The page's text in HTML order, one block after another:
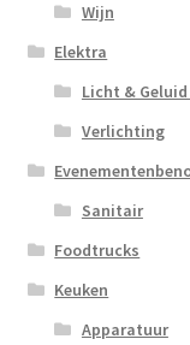
Wijn
Elektra
Licht &
Verlichting
Sanitair
Foodtrucks
Keuken
Apparatuur